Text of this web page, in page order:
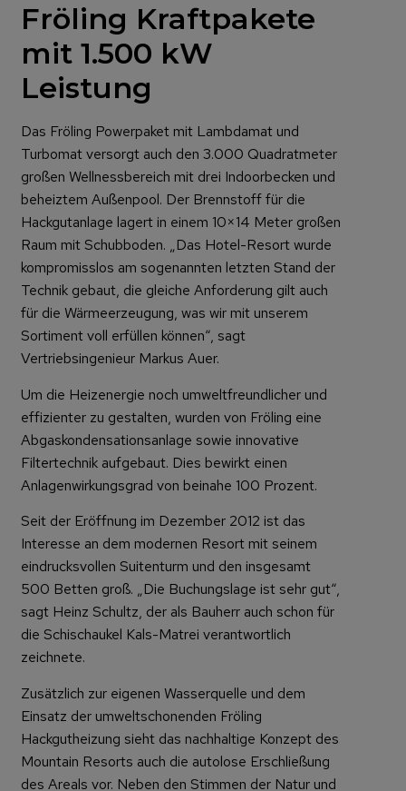
Fröling Kraftpakete
mit 1.500 kW
Leistung
Das Fröling Powerpaket mit Lambdamat und
Turbomat versorgt auch den 3.000 Quadratmeter
großen Wellnessbereich mit drei Indoorbecken und
beheiztem Außenpool. Der Brennstoff für die
Hackgutanlage lagert in einem 10×14 Meter großen
Raum mit Schubboden. „Das Hotel-Resort wurde
kompromisslos am sogenannten letzten Stand der
Technik gebaut, die gleiche Anforderung gilt auch
für die Wärmeerzeugung, was wir mit unserem
Sortiment voll erfüllen können“, sagt
Vertriebsingenieur Markus Auer.
Um die Heizenergie noch umweltfreundlicher und
effizienter zu gestalten, wurden von Fröling eine
Abgaskondensationsanlage sowie innovative
Filtertechnik aufgebaut. Dies bewirkt einen
Anlagenwirkungsgrad von beinahe 100 Prozent.
Seit der Eröffnung im Dezember 2012 ist das
Interesse an dem modernen Resort mit seinem
eindrucksvollen Suitenturm und den insgesamt
500 Betten groß. „Die Buchungslage ist sehr gut“,
sagt Heinz Schultz, der als Bauherr auch schon für
die Schischaukel Kals-Matrei verantwortlich
zeichnete.
Zusätzlich zur eigenen Wasserquelle und dem
Einsatz der umweltschonenden Fröling
Hackgutheizung sieht das nachhaltige Konzept des
Mountain Resorts auch die autolose Erschließung
des Areals vor. Neben den Stimmen der Natur und